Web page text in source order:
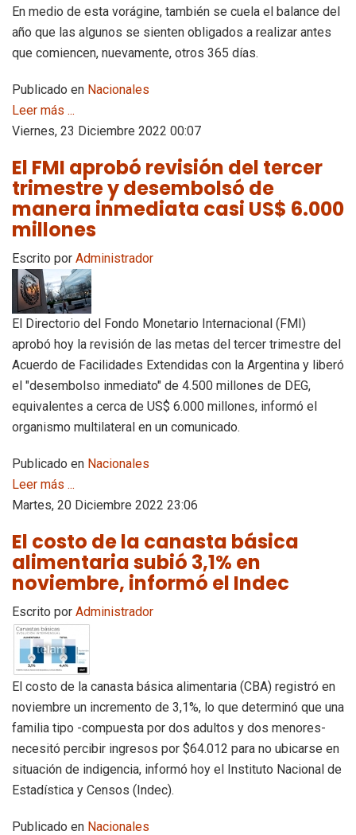
En medio de esta vorágine, también se cuela el balance del
año que las algunos se sienten obligados a realizar antes
que comiencen, nuevamente, otros 365 días.
Publicado en Nacionales
Leer más ...
Viernes, 23 Diciembre 2022 00:07
El FMI aprobó revisión del tercer
trimestre y desembolsó de
manera inmediata casi US$ 6.000
millones
Escrito por Administrador
El Directorio del Fondo Monetario Internacional (FMI)
aprobó hoy la revisión de las metas del tercer trimestre del
Acuerdo de Facilidades Extendidas con la Argentina y liberó
el "desembolso inmediato" de 4.500 millones de DEG,
equivalentes a cerca de US$ 6.000 millones, informó el
organismo multilateral en un comunicado.
Publicado en Nacionales
Leer más ...
Martes, 20 Diciembre 2022 23:06
El costo de la canasta básica
alimentaria subió 3,1% en
noviembre, informó el Indec
Escrito por Administrador
El costo de la canasta básica alimentaria (CBA) registró en
noviembre un incremento de 3,1%, lo que determinó que una
familia tipo -compuesta por dos adultos y dos menores-
necesitó percibir ingresos por $64.012 para no ubicarse en
situación de indigencia, informó hoy el Instituto Nacional de
Estadística y Censos (Indec).
Publicado en Nacionales